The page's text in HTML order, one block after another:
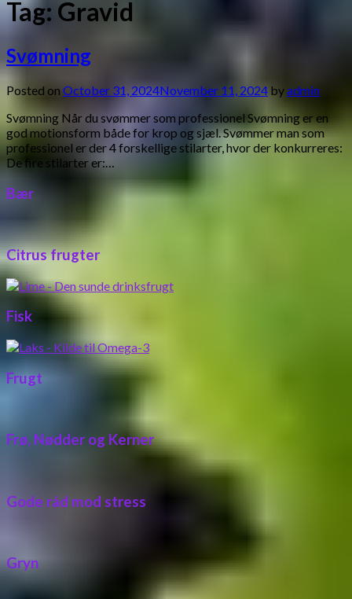
Tag: Gravid
Svømning
Posted on October 31, 2024November 11, 2024 byadmin
Svømning Når du svømmer som professionel Svømning er en
god motionsform både for krop og sjæl. Svømmer man som
professionel er der 4 forskellige stilarter, hvor der konkurreres:
De fire stilarter er:…
Bær
Citrus frugter
Fisk
Frugt
Frø, Nødder og Kerner
Gode råd mod stress
Gryn